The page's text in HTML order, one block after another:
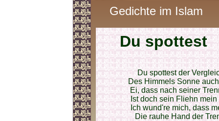
Gedichte im Islam
Du spottest
Du spottest der
Des Himmels Sonne
Ei, dass nach seiner
Ist doch sein Fliehn
Ich wund're mich, dass
Die rauhe Hand der